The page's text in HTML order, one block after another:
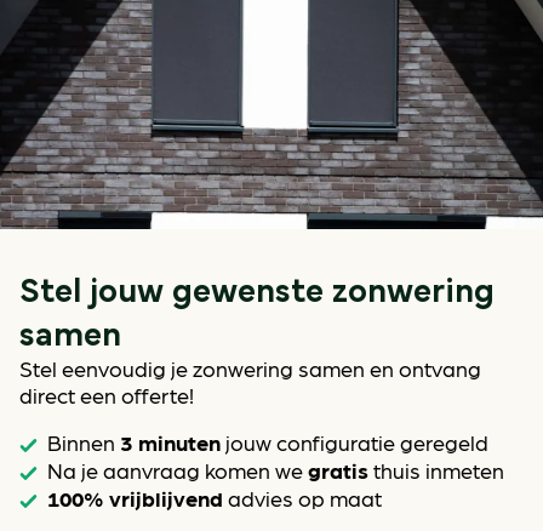
Stel jouw gewenste zonwering
samen
Stel eenvoudig je zonwering samen en ontvang
direct een offerte!
Binnen 3 minuten jouw configuratie geregeld
Na je aanvraag komen wegratisthuis inmeten
100% vrijblijvend advies op maat